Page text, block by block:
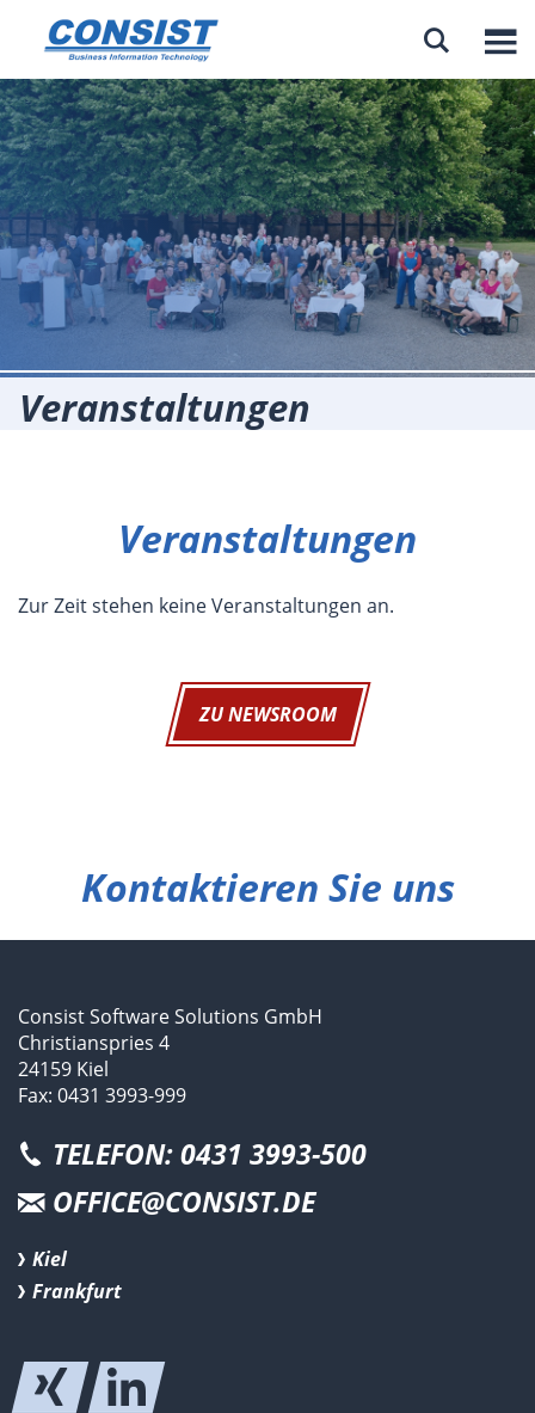

Veranstaltungen
Veranstaltungen
Zur Zeit stehen keine Veranstaltungen an.
ZU NEWSROOM
Kontaktieren Sie uns
Consist Software Solutions GmbH
Christianspries 4
24159 Kiel
Fax: 0431 3993-999
TELEFON: 0431 3993-500
OFFICE@CONSIST.DE
Kiel
Frankfurt